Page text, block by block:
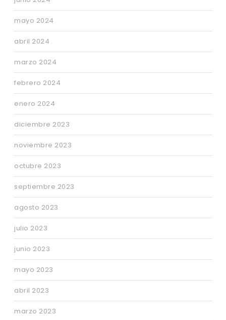
mayo 2024
abril 2024
marzo 2024
febrero 2024
enero 2024
diciembre 2023
noviembre 2023
octubre 2023
septiembre 2023
agosto 2023
julio 2023
junio 2023
mayo 2023
abril 2023
marzo 2023